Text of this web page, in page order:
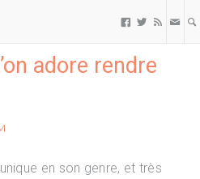
  
adore rendre
en son genre, et très